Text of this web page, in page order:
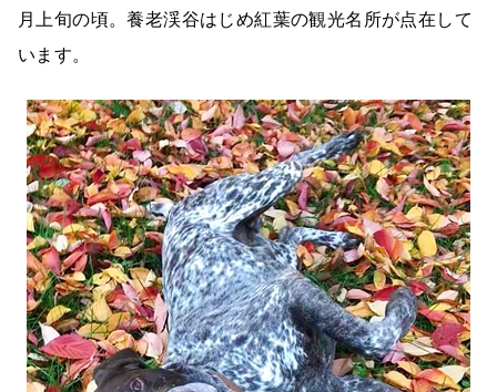
月上旬の頃。養老渓谷はじめ紅葉の観光名所が点在して
います。